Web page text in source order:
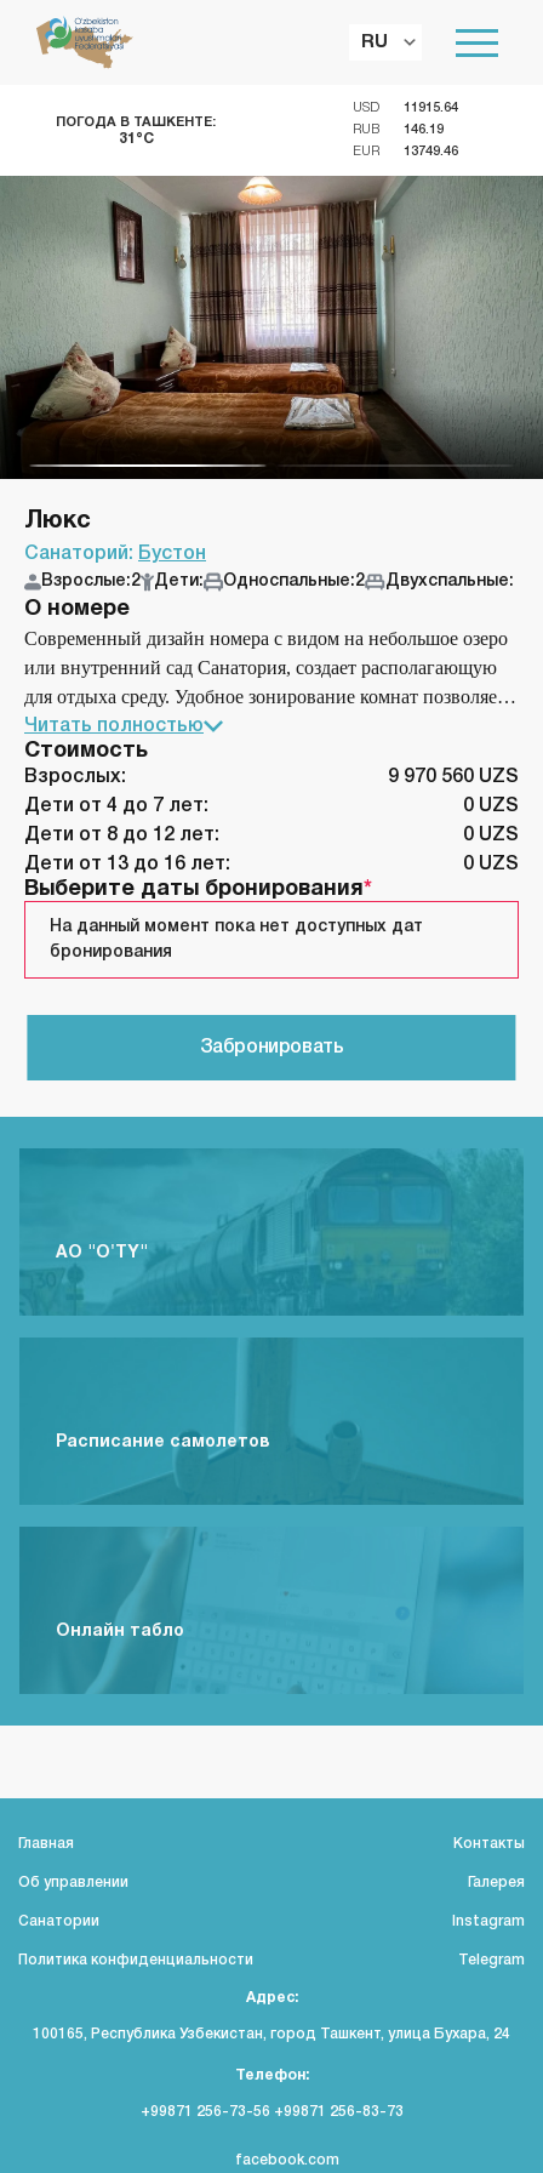
ПОГОДА В ТАШКЕНТЕ:
31°C
USD
11915.64
RUB
146.19
EUR
13749.46
RU
Люкс
Санаторий: Бустон
Взрослые:2 Дети: Односпальные:2 Двухспальные:
О номере
Современный дизайн номера с видом на небольшое озеро
или внутренний сад Санатория, создает располагающую
для отдыха среду. Удобное зонирование комнат позволяет
разделять спокойный и здоровый сон в спальной комнате
от отдыха за просмотром телевизора или чтением. В номер
также входят ванная комната с душем, туалет, удобная
односпальная кровать с ортопедическим матрасом, шкаф-
купе и телефон. цены указаны на одного человека на 12
дней
Читать полностью
Стоимость
Взрослых:
9 970 560 UZS
Дети от 4 до 7 лет:
0 UZS
Дети от 8 до 12 лет:
0 UZS
Дети от 13 до 16 лет:
0 UZS
Выберите даты бронирования
На данный момент пока нет доступных дат
бронирования
Забронировать
АО "O'TY"
Расписание самолетов
Онлайн табло
Главная
Об управлении
Санатории
Политика конфиденциальности
Контакты
Галерея
Instagram
Telegram
Адрес:
100165, Республика Узбекистан, город Ташкент, улица Бухара, 24
Телефон:
+99871 256-73-56 +99871 256-83-73
facebook.com